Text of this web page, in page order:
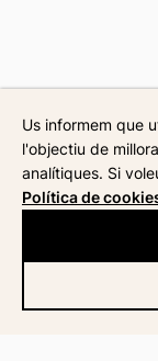
Us informem que
l'objectiu de
analítiques. Si
Política de